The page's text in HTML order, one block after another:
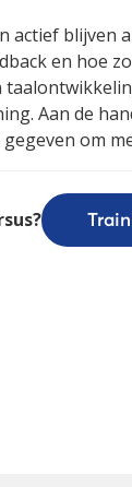
blijven
en hoe
Aan de
om